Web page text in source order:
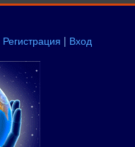
Регистрация | Вход